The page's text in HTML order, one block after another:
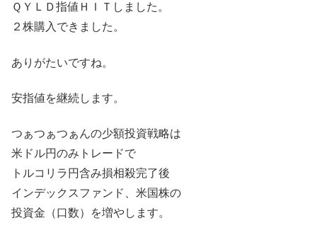
ＱＹＬＤ指値ＨＩＴしました。
２株購入できました。
ありがたいですね。
安指値を継続します。
つぁつぁつぁんの少額投資戦略は
米ドル円のみトレードで
トルコリラ円含み損相殺完了後
インデックスファンド、米国株の
投資金（口数）を増やします。